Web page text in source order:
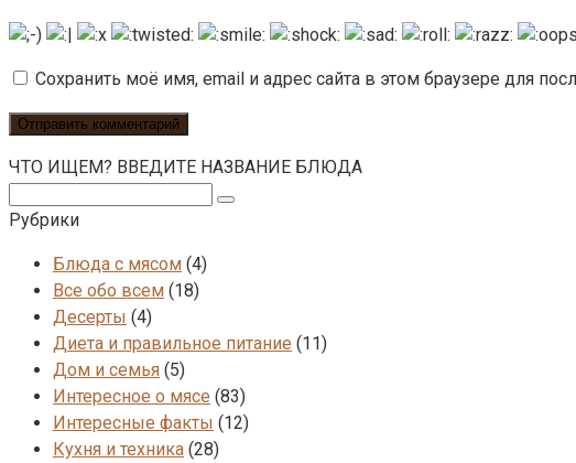
Сохранить моё имя, email и адрес сайта в этом браузере для
ЧТО ИЩЕМ? ВВЕДИТЕ НАЗВАНИЕ БЛЮДА
Рубрики
Блюда с мясом (4)
Все обо всем (18)
Десерты (4)
Диета и правильное питание (11)
Дом и семья (5)
Интересное о мясе (83)
Интересные факты (12)
Кухня и техника (28)